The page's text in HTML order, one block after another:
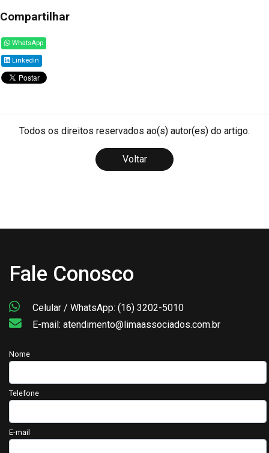
Compartilhar
WhatsApp
Linkedin
Todos os direitos reservados ao(s) autor(es) do artigo.
Voltar
Fale Conosco
Celular / WhatsApp: (16) 3202-5010
E-mail: atendimento@limaassociados.com.br
Nome
Telefone
E-mail